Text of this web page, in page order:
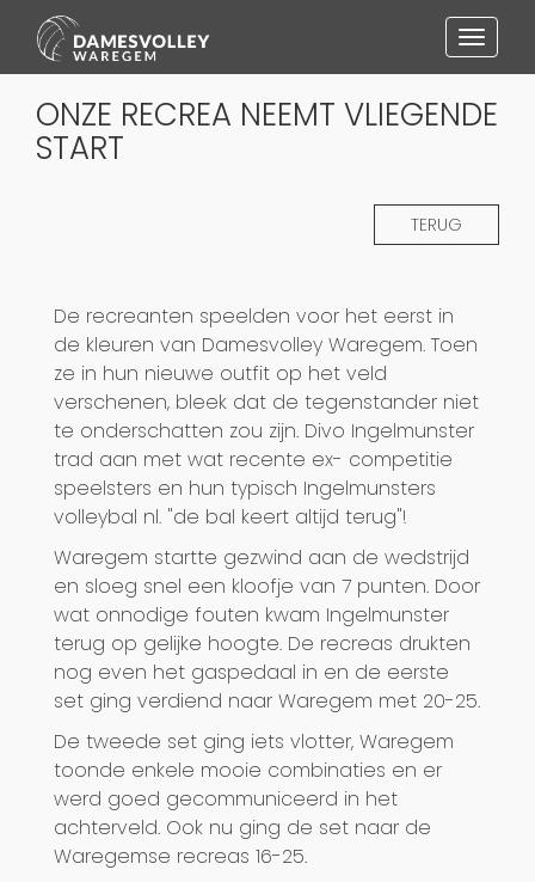
Toggle
ONZE RECREA NEEMT VLIEGENDE
START
TERUG
De recreanten speelden voor het eerst in
de kleuren van Damesvolley Waregem. Toen
ze in hun nieuwe outfit op het veld
verschenen, bleek dat de tegenstander niet
te onderschatten zou zijn. Divo Ingelmunster
trad aan met wat recente ex- competitie
speelsters en hun typisch Ingelmunsters
volleybal nl. "de bal keert altijd terug"!
Waregem startte gezwind aan de wedstrijd
en sloeg snel een kloofje van 7 punten. Door
wat onnodige fouten kwam Ingelmunster
terug op gelijke hoogte. De recreas drukten
nog even het gaspedaal in en de eerste
set ging verdiend naar Waregem met 20-25.
De tweede set ging iets vlotter, Waregem
toonde enkele mooie combinaties en er
werd goed gecommuniceerd in het
achterveld. Ook nu ging de set naar de
Waregemse recreas 16-25.